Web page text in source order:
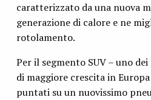
caratterizzato da una nuova
generazione di calore e ne
rotolamento.
Per il segmento SUV – uno
di maggiore crescita in
puntati su un nuovissimo